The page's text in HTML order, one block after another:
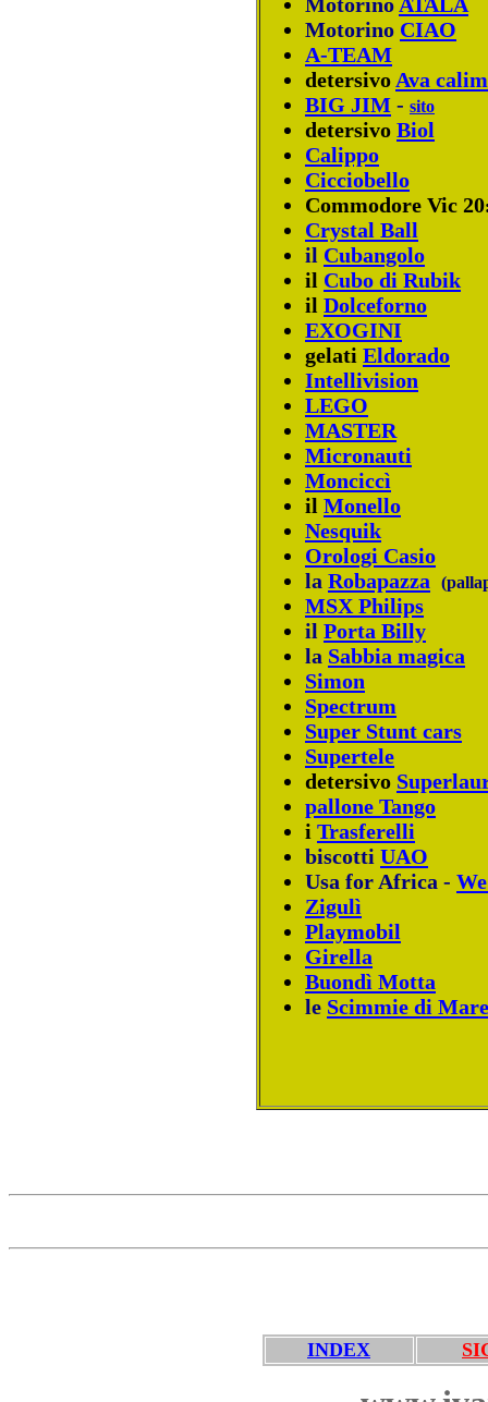
Motorino CIAO
A-TEAM
detersivo Ava
BIG JIM - sito
detersivo Biol
Calippo
Cicciobello
Commodore Vic 20
Crystal Ball
il Cubangolo
il Cubo di Rubik
il Dolceforno
EXOGINI
gelati Eldorado
Intellivision
LEGO
MASTER
Micronauti
Monciccì
il Monello
Nesquik
Orologi Casio
la Robapazza
MSX Philips
il Porta Billy
la Sabbia magica
Simon
Spectrum
Super Stunt cars
Supertele
detersivo
pallone Tango
i Trasferelli
biscotti UAO
Usa for Africa -
Zigulì
Playmobil
Girella
Buondì Motta
le Scimmie di Mare
INDEX